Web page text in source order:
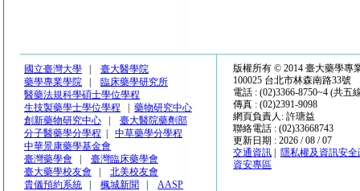
國立臺灣大學
臺大醫學院
藥學專業學院
臨床藥學研究所
醫藥法規科學碩士學位學程
生技製藥學士學位學程
藥物研究中心
創新藥物研究中心
臺大醫院藥劑部
分子醫藥學分學程
中草藥學分學程
中華景康藥學基金會
臺灣藥學會
臺灣臨床藥學會
臺大藥學校友會
北美校友會
貴儀預約系統
楓城新聞
AASP
版權所有 © 2014 臺大藥學專
100025 台北市林森南路33號
電話 : (02)3366-8750~4 (共五
傳真 : (02)2391-9098
網頁負責人: 許瑭益
聯絡電話 : (02)33668743
更新日期 : 2026 / 08 / 07
交通資訊
隱私權及資訊安全
資安專區